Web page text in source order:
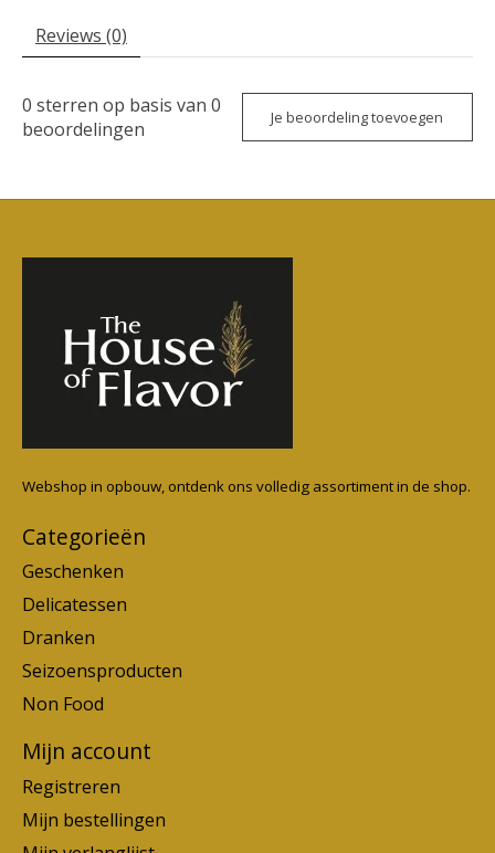
Reviews (0)
0 sterren op basis van 0
beoordelingen
Je beoordeling toevoegen
Webshop in opbouw, ontdenk ons volledig assortiment in de shop.
Categorieën
Geschenken
Delicatessen
Dranken
Seizoensproducten
Non Food
Mijn account
Registreren
Mijn bestellingen